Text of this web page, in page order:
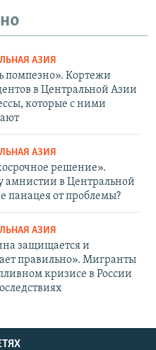
АЗИЯ
помпезно». Кортежи
в Центральной Азии
которые с ними
АЗИЯ
решение».
амнистии в Центральной
панацея от проблемы?
АЗИЯ
защищается и
правильно». Мигранты
кризисе в России